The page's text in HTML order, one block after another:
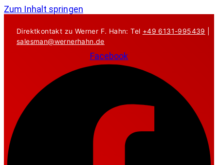
Zum Inhalt springen
Direktkontakt zu Werner F. Hahn: Tel +49 6131-995439
salesman@wernerhahn.de
Facebook